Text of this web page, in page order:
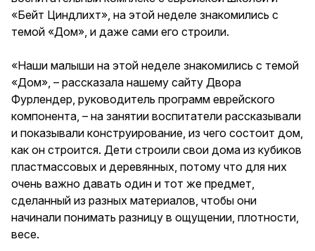
«Бейт Циндлихт», на этой неделе знакомились с
темой «Дом», и даже сами его строили.
«Наши малыши на этой неделе знакомились с темой
«Дом», – рассказала нашему сайту Двора
Фурлендер, руководитель программ еврейского
компонента, – на занятии воспитатели рассказывали
и показывали конструирование, из чего состоит дом,
как он строится. Дети строили свои дома из кубиков
пластмассовых и деревянных, потому что для них
очень важно давать один и тот же предмет,
сделанный из разных материалов, чтобы они
начинали понимать разницу в ощущении, плотности,
весе.